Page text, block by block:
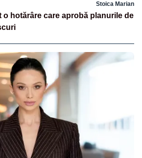
Stoica Marian
o hotărâre care aprobă planurile de